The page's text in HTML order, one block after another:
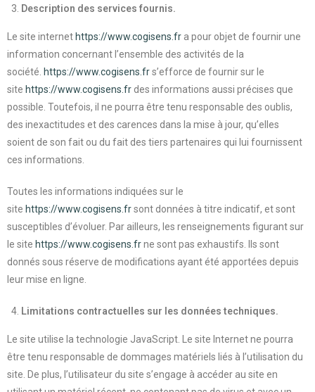
Description des services fournis.
Le site internet https://www.cogisens.fr a pour objet de fournir une
information concernant l’ensemble des activités de la
société. https://www.cogisens.frs’efforce de fournir sur le
site https://www.cogisens.fr des informations aussi précises que
possible. Toutefois, il ne pourra être tenu responsable des oublis,
des inexactitudes et des carences dans la mise à jour, qu’elles
soient de son fait ou du fait des tiers partenaires qui lui fournissent
ces informations.
Toutes les informations indiquées sur le
site https://www.cogisens.frsont données à titre indicatif, et sont
susceptibles d’évoluer. Par ailleurs, les renseignements figurant sur
le site https://www.cogisens.frne sont pas exhaustifs. Ils sont
donnés sous réserve de modifications ayant été apportées depuis
leur mise en ligne.
Limitations contractuelles sur les données techniques.
Le site utilise la technologie JavaScript. Le site Internet ne pourra
être tenu responsable de dommages matériels liés à l’utilisation du
site. De plus, l’utilisateur du site s’engage à accéder au site en